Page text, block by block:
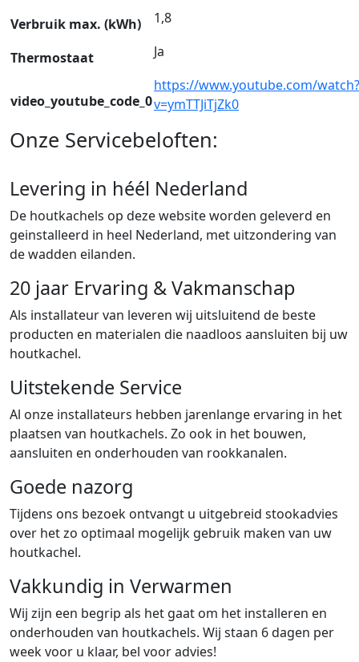
Verbruik max. (kWh) 1,8
Thermostaat Ja
video_youtube_code_0
https://www.youtube.com/watch?
v=ymTTJiTjZk0
Onze Servicebeloften:
Levering in héél Nederland
De houtkachels op deze website worden geleverd en
geinstalleerd in heel Nederland, met uitzondering van
de wadden eilanden.
20 jaar Ervaring & Vakmanschap
Als installateur van leveren wij uitsluitend de beste
producten en materialen die naadloos aansluiten bij uw
houtkachel.
Uitstekende Service
Al onze installateurs hebben jarenlange ervaring in het
plaatsen van houtkachels. Zo ook in het bouwen,
aansluiten en onderhouden van rookkanalen.
Goede nazorg
Tijdens ons bezoek ontvangt u uitgebreid stookadvies
over het zo optimaal mogelijk gebruik maken van uw
houtkachel.
Vakkundig in Verwarmen
Wij zijn een begrip als het gaat om het installeren en
onderhouden van houtkachels. Wij staan 6 dagen per
week voor u klaar, bel voor advies!